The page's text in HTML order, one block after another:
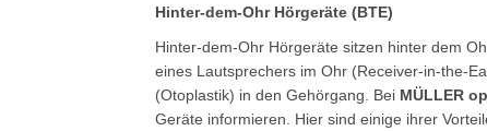
Hinter-dem-Ohr Hörgeräte (BTE)
Hinter-dem-Ohr Hörgeräte sitzen hinter dem
eines Lautsprechers im Ohr (Receiver-in-the-
(Otoplastik) in den Gehörgang. Bei MÜLLER
Geräte informieren. Hier sind einige ihrer